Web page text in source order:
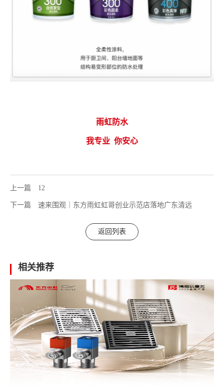
雨虹防水
我专业 你安心
上一篇 12
下一篇 速来围观｜东方雨虹虹哥创业示范店落地广东清远
返回列表
相关推荐